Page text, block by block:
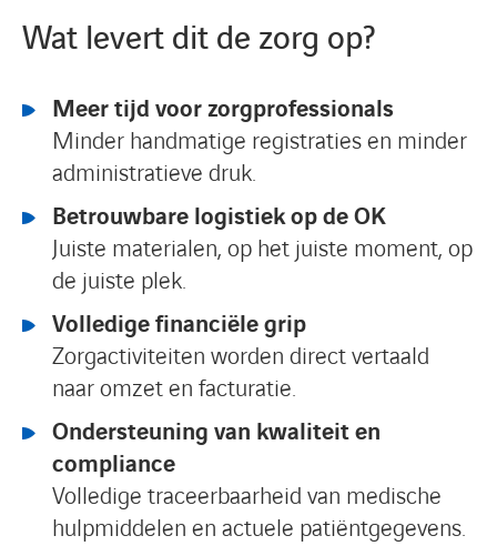
Wat levert dit de zorg op?
Meer tijd voor zorgprofessionals
Minder handmatige registraties en minder
administratieve druk.
Betrouwbare logistiek op de OK
Juiste materialen, op het juiste moment, op
de juiste plek.
Volledige financiële grip
Zorgactiviteiten worden direct vertaald
naar omzet en facturatie.
Ondersteuning van kwaliteit en
compliance
Volledige traceerbaarheid van medische
hulpmiddelen en actuele patiëntgegevens.